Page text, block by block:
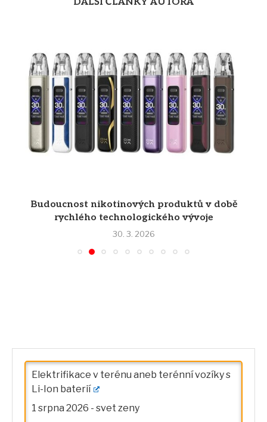
Budoucnost nikotinových produktů v době
rychlého technologického vývoje
30. 3. 2026
Elektrifikace v terénu aneb terénní vozíky s
Li-Ion baterií
1 srpna 2026 - svet zeny